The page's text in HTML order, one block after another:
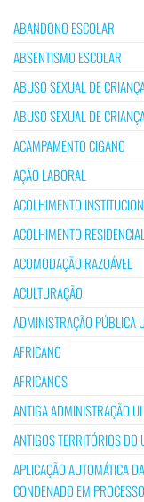
ABANDONO ESCOLAR
ABSENTISMO ESCOLAR
ABUSO SEXUAL DE
ABUSO SEXUAL DE
ACAMPAMENTO CIGANO
AÇÃO LABORAL
ACOLHIMENTO
ACOLHIMENTO RESIDENCIAL
ACOMODAÇÃO RAZOÁVEL
ACULTURAÇÃO
ADMINISTRAÇÃO PÚBLICA
AFRICANO
AFRICANOS
ANTIGA ADMINISTRAÇÃO
ANTIGOS TERRITÓRIOS DO
APLICAÇÃO AUTOMÁTICA
CONDENADO EM